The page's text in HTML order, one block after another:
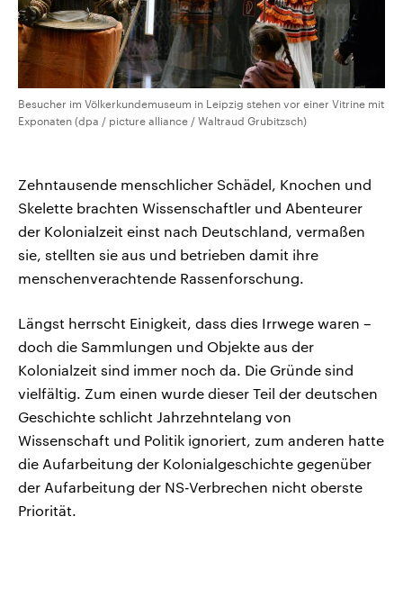
Besucher im Völkerkundemuseum in Leipzig stehen vor einer Vitrine mit
Exponaten (dpa / picture alliance / Waltraud Grubitzsch)
Zehntausende menschlicher Schädel, Knochen und
Skelette brachten Wissenschaftler und Abenteurer
der Kolonialzeit einst nach Deutschland, vermaßen
sie, stellten sie aus und betrieben damit ihre
menschenverachtende Rassenforschung.
Längst herrscht Einigkeit, dass dies Irrwege waren –
doch die Sammlungen und Objekte aus der
Kolonialzeit sind immer noch da. Die Gründe sind
vielfältig. Zum einen wurde dieser Teil der deutschen
Geschichte schlicht Jahrzehntelang von
Wissenschaft und Politik ignoriert, zum anderen hatte
die Aufarbeitung der Kolonialgeschichte gegenüber
der Aufarbeitung der NS-Verbrechen nicht oberste
Priorität.